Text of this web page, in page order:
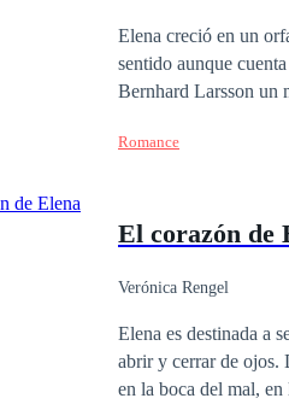
Elena creció en un
sentido aunque
Bernhard Larsson un
apuesto arquitecto y
Romance
El corazón de
Verónica Rengel
Elena es destinada a
abrir y cerrar de ojos.
en la boca del mal,